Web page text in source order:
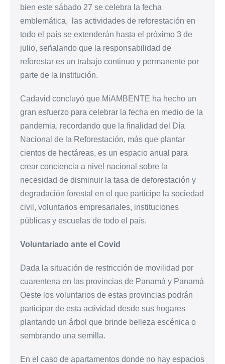
bien este sábado 27 se celebra la fecha
emblemática, las actividades de reforestación en
todo el país se extenderán hasta el próximo 3 de
julio, señalando que la responsabilidad de
reforestar es un trabajo continuo y permanente por
parte de la institución.
Cadavid concluyó que MiAMBENTE ha hecho un
gran esfuerzo para celebrar la fecha en medio de la
pandemia, recordando que la finalidad del Día
Nacional de la Reforestación, más que plantar
cientos de hectáreas, es un espacio anual para
crear conciencia a nivel nacional sobre la
necesidad de disminuir la tasa de deforestación y
degradación forestal en el que participe la sociedad
civil, voluntarios empresariales, instituciones
públicas y escuelas de todo el país.
Voluntariado ante el Covid
Dada la situación de restricción de movilidad por
cuarentena en las provincias de Panamá y Panamá
Oeste los voluntarios de estas provincias podrán
participar de esta actividad desde sus hogares
plantando un árbol que brinde belleza escénica o
sembrando una semilla.
En el caso de apartamentos donde no hay espacios